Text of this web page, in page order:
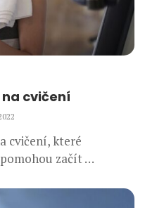
na cvičení
cvičení, které
začít …